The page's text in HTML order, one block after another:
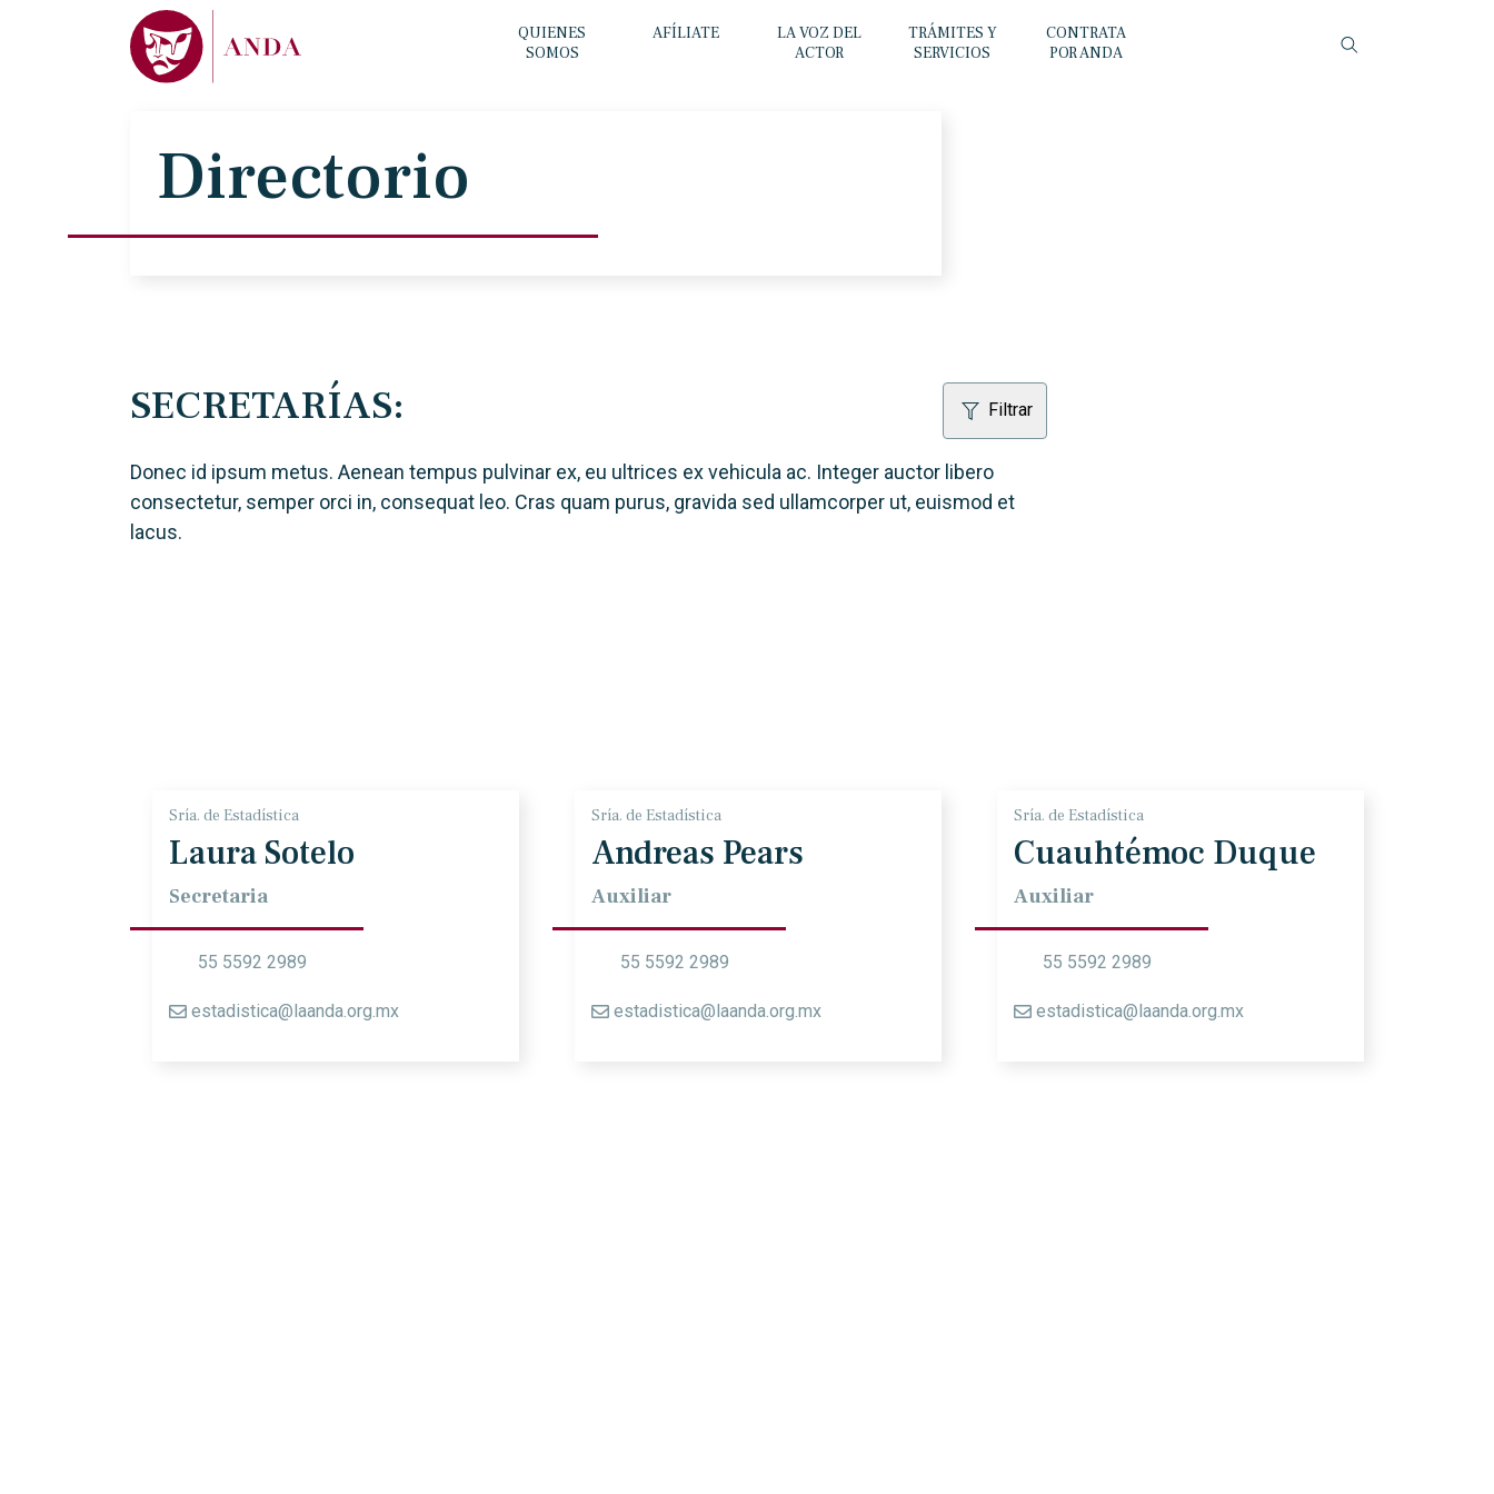
QUIENES
SOMOS
AFÍLIATE
LA VOZ DEL
ACTOR
TRÁMITES Y
SERVICIOS
CONTRATA
POR ANDA
Directorio
SECRETARÍAS: Filtrar
Donec id ipsum metus. Aenean tempus pulvinar ex, eu ultrices ex vehicula ac. Integer auctor libero
consectetur, semper orci in, consequat leo. Cras quam purus, gravida sed ullamcorper ut, euismod et
lacus.
Sría. de Estadística
Laura Sotelo
Secretaria
55 5592 2989
estadistica@laanda.org.mx
Sría. de Estadística
Andreas Pears
Auxiliar
55 5592 2989
estadistica@laanda.org.mx
Sría. de Estadística
Cuauhtémoc Duque
Auxiliar
55 5592 2989
estadistica@laanda.org.mx